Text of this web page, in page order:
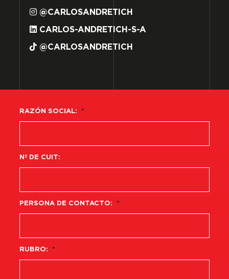
@CARLOSANDRETICH
CARLOS-ANDRETICH-S-A
@CARLOSANDRETICH
RAZÓN SOCIAL: *
Nº DE CUIT:
PERSONA DE CONTACTO: *
RUBRO: *